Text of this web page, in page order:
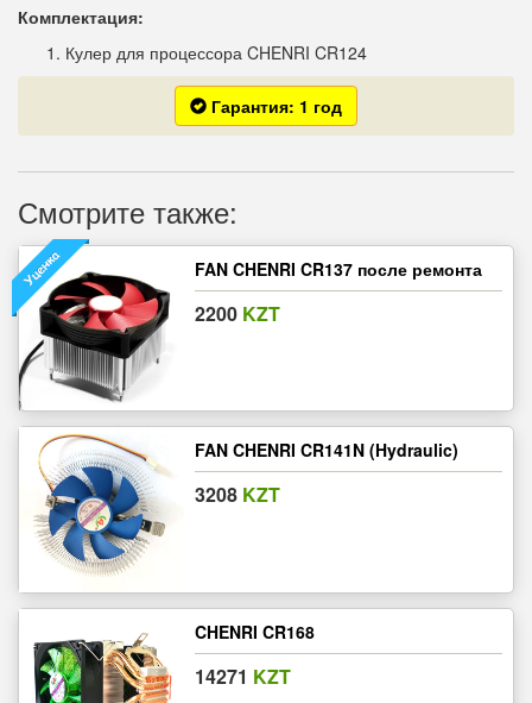
Комплектация:
Кулер для процессора CHENRI CR124
Гарантия: 1 год
Смотрите также:
FAN CHENRI CR137 после ремонта
2200 KZT
FAN CHENRI CR141N (Hydraulic)
3208 KZT
CHENRI CR168
14271 KZT